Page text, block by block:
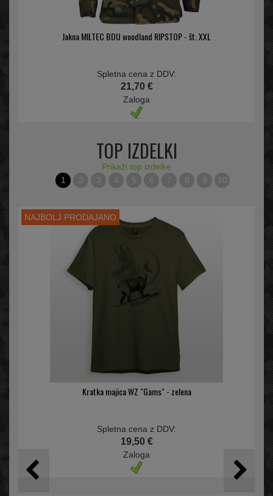
Jakna MILTEC BDU woodland RIPSTOP - št. XXL
Spletna cena z DDV:
21,70 €
Zaloga
TOP IZDELKI
Prikaži top izdelke
1
2 3 4 5 6 7 8 9 10
NAJBOLJ PRODAJANO
Kratka majica WZ "Gams" - zelena
Spletna cena z DDV:
19,50 €
Zaloga